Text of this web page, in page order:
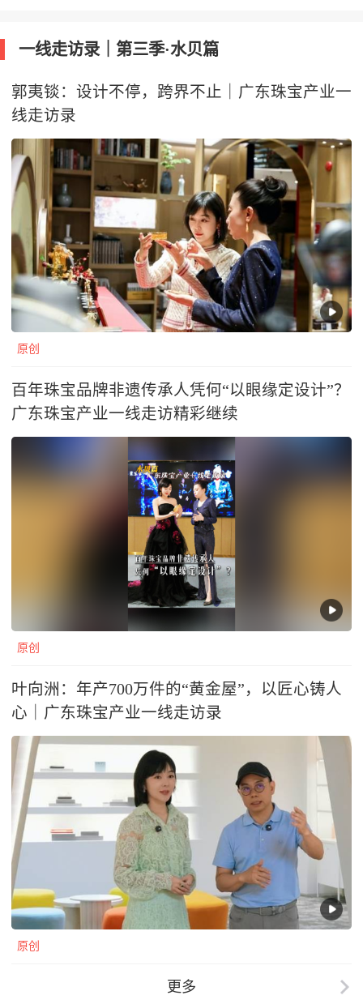
一线走访录｜第三季·水贝篇
郭夷锬：设计不停，跨界不止｜广东珠宝产业一
线走访录
原创
百年珠宝品牌非遗传承人凭何“以眼缘定设计”？
广东珠宝产业一线走访精彩继续
原创
叶向洲：年产700万件的“黄金屋”，以匠心铸人
心｜广东珠宝产业一线走访录
原创
更多